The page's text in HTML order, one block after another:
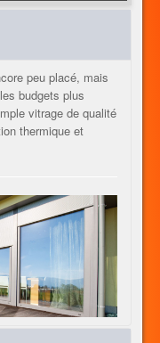
peu placé, mais
budgets plus
vitrage de qualité
thermique et